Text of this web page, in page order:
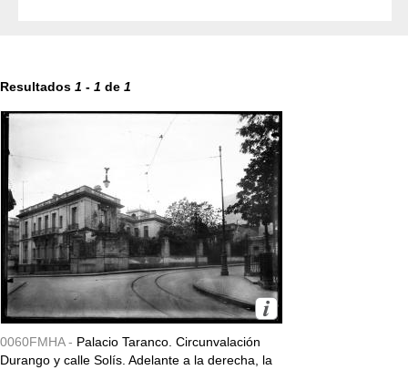
Resultados 1 - 1 de 1
0060FMHA - Palacio Taranco. Circunvalación
Durango y calle Solís. Adelante a la derecha, la